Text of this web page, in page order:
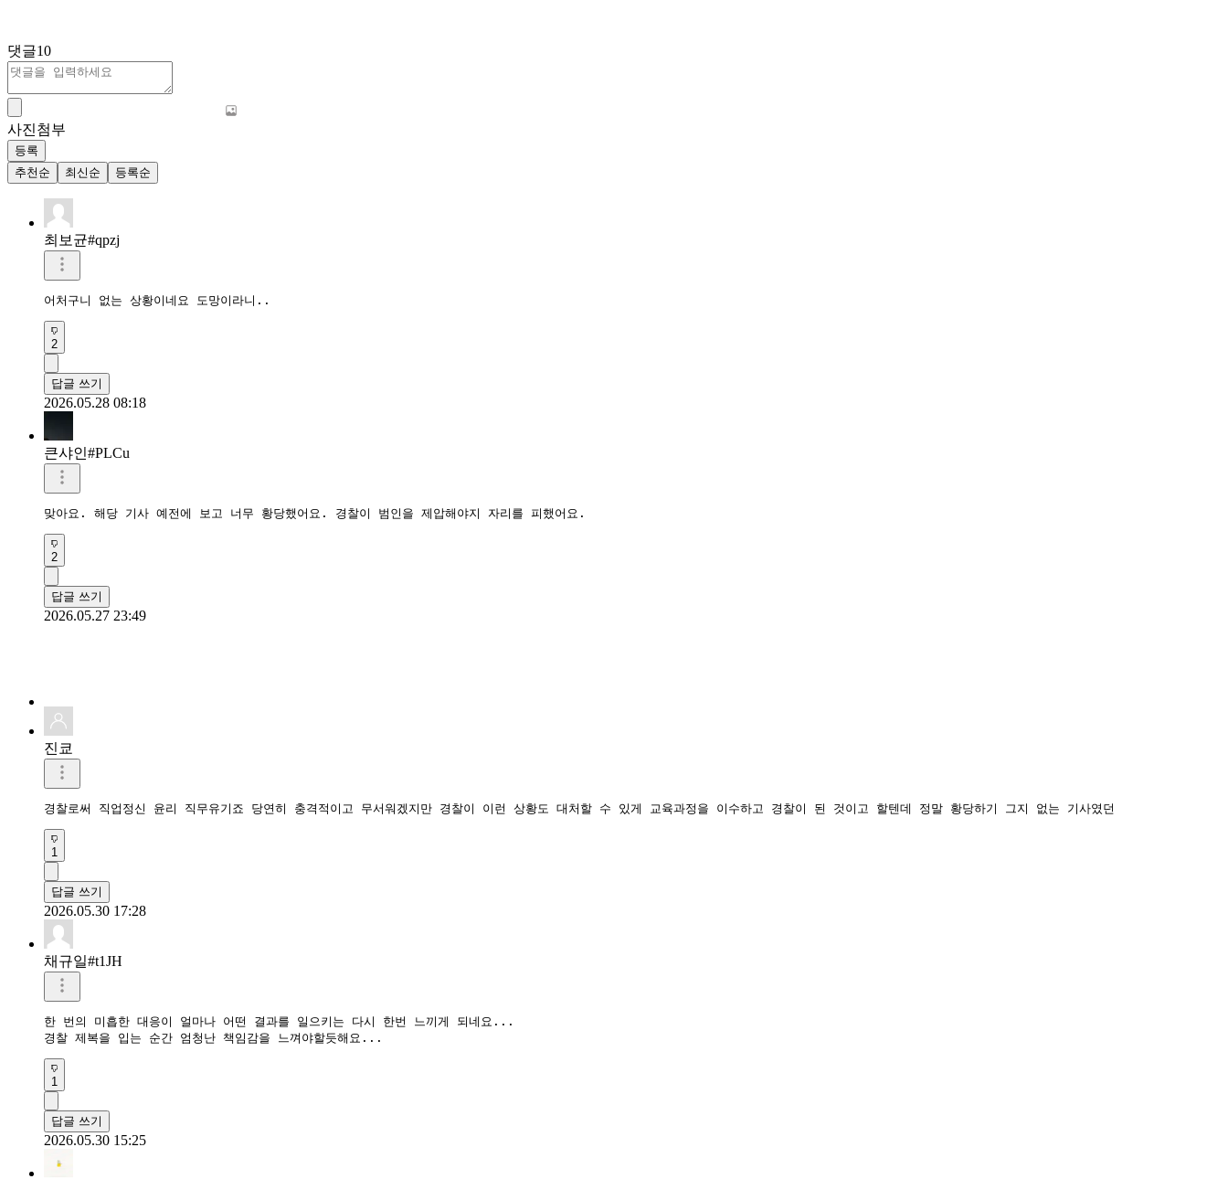
댓글10
사진첨부
등록
추천순
최신순 등록순
최보균#qpzj
어처구니 없는 상황이네요 도망이라니..
2
답글 쓰기
2026.05.28 08:18
큰샤인#PLCu
맞아요. 해당 기사 예전에 보고 너무 황당했어요. 경찰이 범인을 제압해야지 자리를 피했어요.
2
답글 쓰기
2026.05.27 23:49
진쿄
경찰로써 직업정신 윤리 직무유기죠 당연히 충격적이고 무서워겠지만 경찰이 이런 상황도 대처할 수 있게 교육과정을 이수하고 경찰이 된 것이고 할텐데 정말 황당하기 그지 없는 기사였던
1
답글 쓰기
2026.05.30 17:28
채규일#t1JH
한 번의 미흡한 대응이 얼마나 어떤 결과를 일으키는 다시 한번 느끼게 되네요...
경찰 제복을 입는 순간 엄청난 책임감을 느껴야할듯해요...
1
답글 쓰기
2026.05.30 15:25